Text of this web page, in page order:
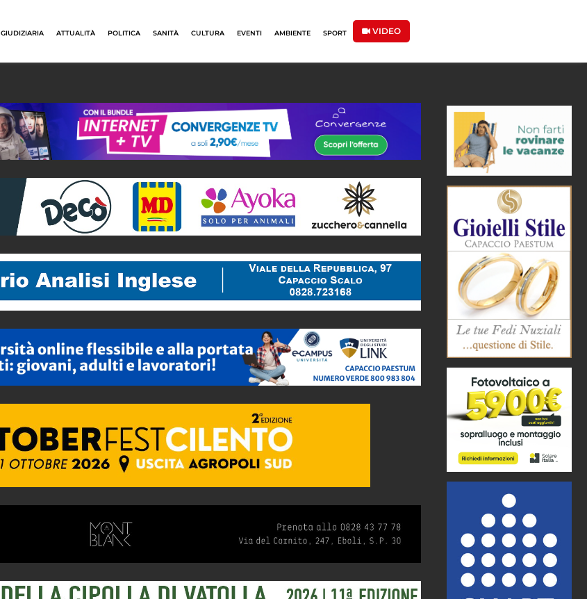
GIUDIZIARIA ATTUALITÀ POLITICA SANITÀ CULTURA EVENTI AMBIENTE SPORT VIDEO